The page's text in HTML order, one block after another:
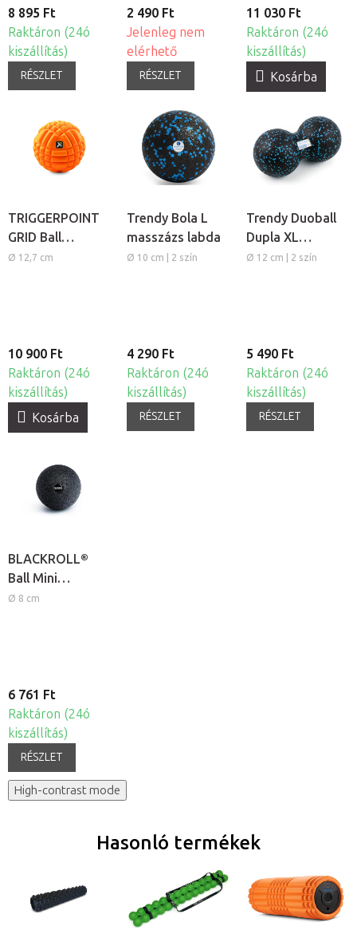
8 895 Ft
Raktáron (24ó
kiszállítás)
RÉSZLET
2 490 Ft
Jelenleg nem
elérhető
RÉSZLET
11 030 Ft
Raktáron (24ó
kiszállítás)
Kosárba
TRIGGERPOINT
GRID Ball
habszivacs
Ø 12,7 cm
10 900 Ft
Raktáron (24ó
kiszállítás)
Kosárba
Trendy Bola L
masszázs labda
Ø 10 cm | 2 szín
4 290 Ft
Raktáron (24ó
kiszállítás)
RÉSZLET
Trendy Duoball
Dupla XL
masszázs labda
Ø 12 cm | 2 szín
5 490 Ft
Raktáron (24ó
kiszállítás)
RÉSZLET
BLACKROLL®
Ball Mini
masszázs labda
Ø 8 cm
6 761 Ft
Raktáron (24ó
kiszállítás)
RÉSZLET
High-contrast mode
Hasonló termékek